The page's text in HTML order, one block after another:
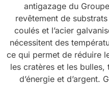
antigazage du
revêtement de
coulés et l’acier
nécessitent des
ce qui permet de réduire
les cratères et les
d’énergie et d’argent.